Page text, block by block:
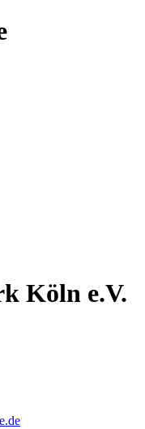
Köln e.V.